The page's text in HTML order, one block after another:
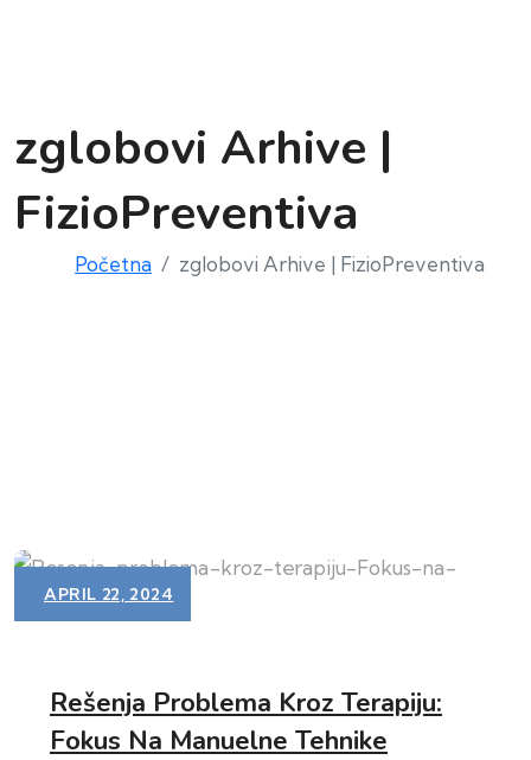
zglobovi Arhive |
FizioPreventiva
Početna zglobovi Arhive | FizioPreventiva
APRIL 22, 2024
Rešenja Problema Kroz Terapiju:
Fokus Na Manuelne Tehnike